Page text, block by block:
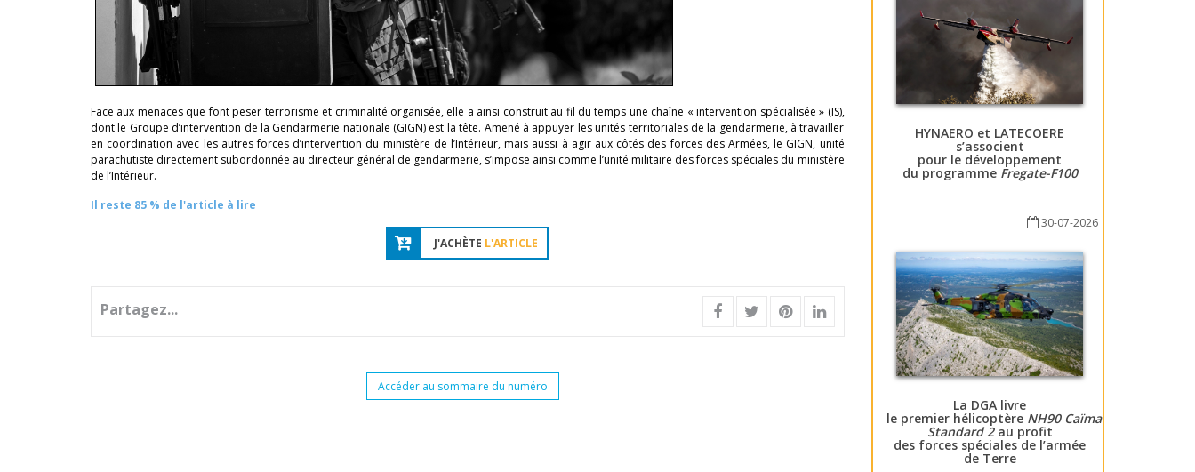
Face aux menaces que font peser terrorisme et criminalité organisée, elle a ainsi construit au fil du temps une chaîne « intervention spécialisée » (IS),
dont le Groupe d’intervention de la Gendarmerie nationale (GIGN) est la tête. Amené à appuyer les unités territoriales de la gendarmerie, à travailler
en coordination avec les autres forces d’intervention du ministère de l’Intérieur, mais aussi à agir aux côtés des forces des Armées, le GIGN, unité
parachutiste directement subordonnée au directeur général de gendarmerie, s’impose ainsi comme l’unité militaire des forces spéciales du ministère
de l’Intérieur.
Il reste 85 % de l'article à lire
J'ACHÈTE L'ARTICLE
Partagez...
Accéder au sommaire du numéro
HYNAERO et LATECOERE
s’associent
pour le développement
du programme Fregate-F100
30-07-2026
La DGA livre
le premier hélicoptère NH90 Caïman
Standard 2au profit
des forces spéciales de l’armée
de Terre